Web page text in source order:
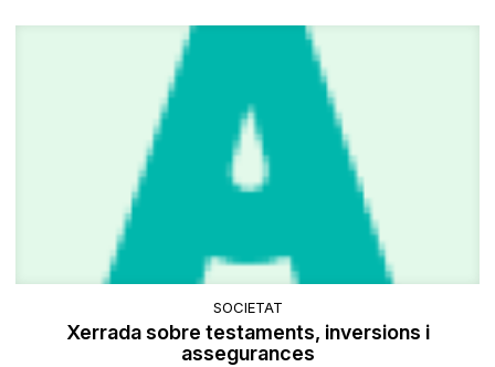
SOCIETAT
Xerrada sobre testaments, inversions i
assegurances